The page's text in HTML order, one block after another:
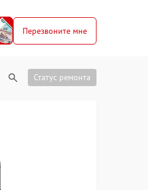
Перезвоните мне
Статус ремонта